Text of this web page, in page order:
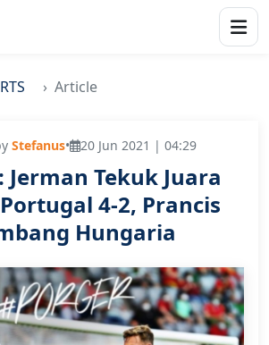
Article
Stefanus• 20 Jun 2021 | 04:29
Jerman Tekuk Juara
4-2, Prancis
Hungaria